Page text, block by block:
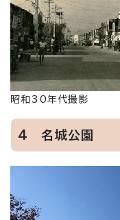
昭和30年代撮影
4 名城公園